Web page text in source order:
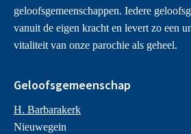
geloofsgemeenschappen. Iedere
vanuit de eigen kracht en levert zo een
vitaliteit van onze parochie als geheel.
Geloofsgemeenschap
H. Barbarakerk
Nieuwegein